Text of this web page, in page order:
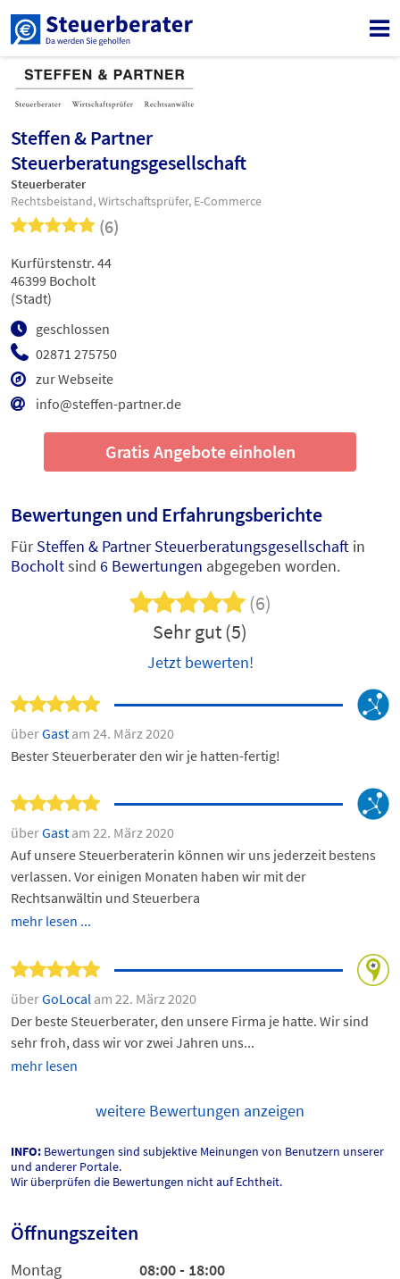
Steffen & Partner
Steuerberatungsgesellschaft
Steuerberater
Rechtsbeistand, Wirtschaftsprüfer, E-Commerce
(6)
02871 275750
zur Webseite
info@steffen-partner.de
geschlossen
Kurfürstenstr. 44
46399 Bocholt
(Stadt)
Gratis Angebote einholen
Bewertungen und Erfahrungsberichte
FürSteffen & Partner Steuerberatungsgesellschaft in
Bocholtsind 6 Bewertungen abgegeben worden.
(6)
Sehr gut (5)
Jetzt bewerten!
überGast am 24. März 2020
Bester Steuerberater den wir je hatten-fertig!
überGast am 22. März 2020
Auf unsere Steuerberaterin können wir uns jederzeit bestens
verlassen. Vor einigen Monaten haben wir mit der
Rechtsanwältin und Steuerbera
mehr lesen ...
überGoLocal am 22. März 2020
Der beste Steuerberater, den unsere Firma je hatte. Wir sind
sehr froh, dass wir vor zwei Jahren uns...
mehr lesen
weitere Bewertungen anzeigen
INFO: Bewertungen sind subjektive Meinungen von Benutzern unserer
und anderer Portale.
Wir überprüfen die Bewertungen nicht auf Echtheit.
Öffnungszeiten
Montag
08:00 - 18:00